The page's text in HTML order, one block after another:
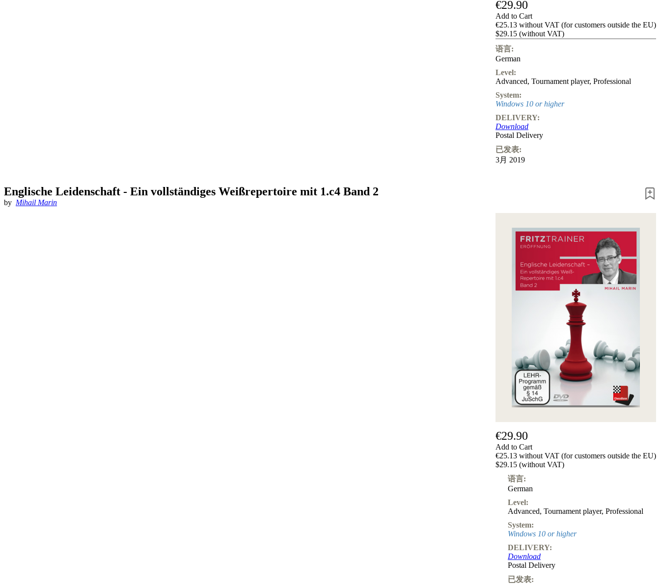
€29.90
Add to Cart
€25.13 without VAT (for customers outside the EU)
$29.15 (without VAT)
语言:
German
Level:
Advanced, Tournament player, Professional
System:
Windows 10 or higher
DELIVERY:
Download
Postal Delivery
已发表:
3月 2019
Englische Leidenschaft - Ein vollständiges Weißrepertoire mit 1.c4 Band 2
by Mihail Marin
€29.90
Add to Cart
€25.13 without VAT (for customers outside the EU)
$29.15 (without VAT)
语言:
German
Level:
Advanced, Tournament player, Professional
System:
Windows 10 or higher
DELIVERY:
Download
Postal Delivery
已发表:
Management
Compliance
Membership
Ducats
Chess
Middlegame
Endgame
Class
World
Champion
Chess
Fritz&Chesster
60
Minutes
FritzTrainer
Starting
out
初
级
产
品
ChessBase
Magazine
Other
Ludwig